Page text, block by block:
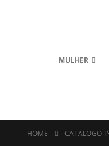
MULHER
HOME CATALOGO-